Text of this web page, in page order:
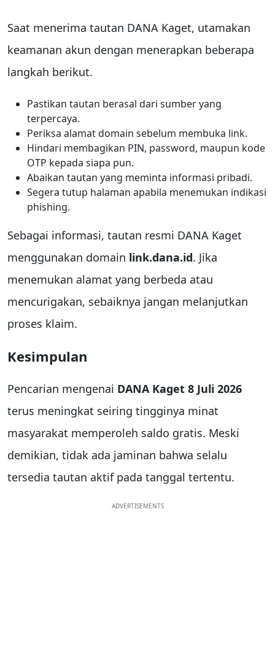
Saat menerima tautan DANA Kaget, utamakan
keamanan akun dengan menerapkan beberapa
langkah berikut.
Pastikan tautan berasal dari sumber yang
terpercaya.
Periksa alamat domain sebelum membuka link.
Hindari membagikan PIN, password, maupun kode
OTP kepada siapa pun.
Abaikan tautan yang meminta informasi pribadi.
Segera tutup halaman apabila menemukan indikasi
phishing.
Sebagai informasi, tautan resmi DANA Kaget
menggunakan domain link.dana.id. Jika
menemukan alamat yang berbeda atau
mencurigakan, sebaiknya jangan melanjutkan
proses klaim.
Kesimpulan
Pencarian mengenai DANA Kaget 8 Juli 2026
terus meningkat seiring tingginya minat
masyarakat memperoleh saldo gratis. Meski
demikian, tidak ada jaminan bahwa selalu
tersedia tautan aktif pada tanggal tertentu.
ADVERTISEMENTS